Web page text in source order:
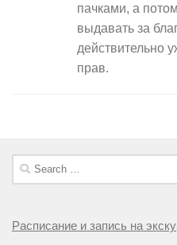
пачками, а
выдавать за
действительно
прав.
Search
for:
Расписание и запись на